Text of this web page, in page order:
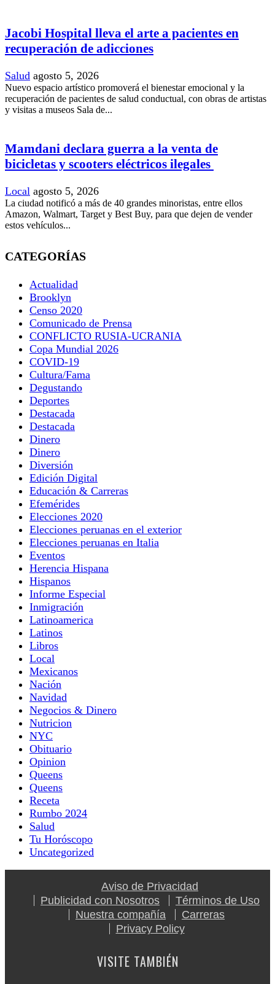
Jacobi Hospital lleva el arte a pacientes en
recuperación de adicciones
Salud agosto 5, 2026
Nuevo espacio artístico promoverá el bienestar emocional y la
recuperación de pacientes de salud conductual, con obras de artistas
y visitas a museos Sala de...
Mamdani declara guerra a la venta de
bicicletas y scooters eléctricos ilegales
Local agosto 5, 2026
La ciudad notificó a más de 40 grandes minoristas, entre ellos
Amazon, Walmart, Target y Best Buy, para que dejen de vender
estos vehículos...
CATEGORÍAS
Actualidad
Brooklyn
Censo 2020
Comunicado de Prensa
CONFLICTO RUSIA-UCRANIA
Copa Mundial 2026
COVID-19
Cultura/Fama
Degustando
Deportes
Destacada
Destacada
Dinero
Dinero
Diversión
Edición Digital
Educación & Carreras
Efemérides
Elecciones 2020
Elecciones peruanas en el exterior
Elecciones peruanas en Italia
Eventos
Herencia Hispana
Hispanos
Informe Especial
Inmigración
Latinoamerica
Latinos
Libros
Local
Mexicanos
Nación
Navidad
Negocios & Dinero
Nutricion
NYC
Obituario
Opinion
Queens
Queens
Receta
Rumbo 2024
Salud
Tu Horóscopo
Uncategorized
Aviso de Privacidad
Publicidad con Nosotros
Términos de Uso
Nuestra compañía
Carreras
Privacy Policy
VISITE TAMBIÉN